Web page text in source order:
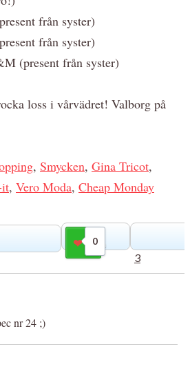
från syster)
från syster)
(present från syster)
loss i vårvädret! Valborg på
, Smycken, Gina Tricot,
, Vero Moda, Cheap Monday
0
Gilla
3
nr 24 ;)